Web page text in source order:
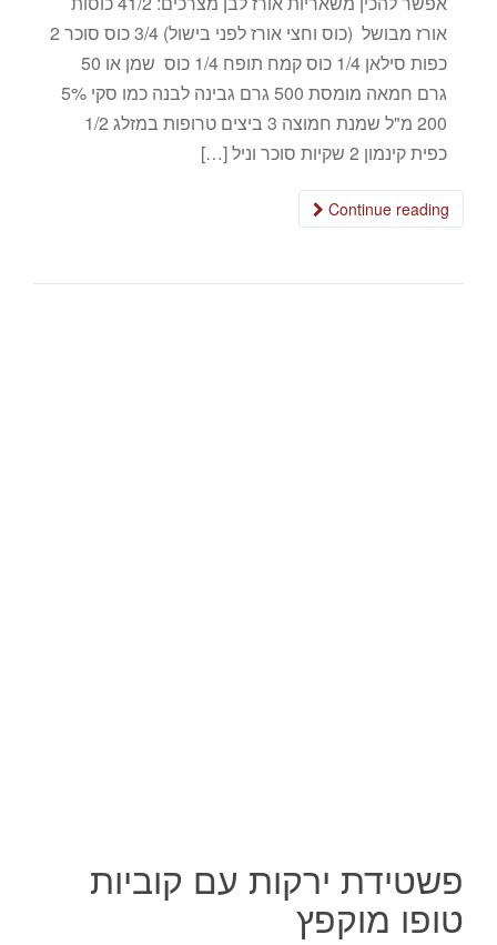
אורז מבושל (כוס וחצי אורז לפני בישול) 3/4 כוס סוכר 2
כפות סילאן 1/4 כוס קמח תופח 1/4 כוס שמן או 50
גרם חמאה מומסת 500 גרם גבינה לבנה כמו סקי 5%
200 מ"ל שמנת חמוצה 3 ביצים טרופות במזלג 1/2
כפית קינמון 2 שקיות סוכר וניל […]
Continue reading
פשטידת ירקות עם קוביות
טופו מוקפץ